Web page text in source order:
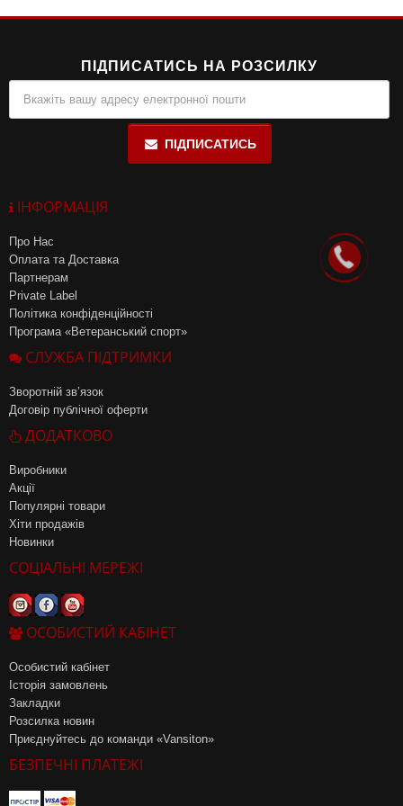
ПІДПИСАТИСЬ НА РОЗСИЛКУ
ПІДПИСАТИСЬ
ІНФОРМАЦІЯ
Про Нас
Оплата та Доставка
Партнерам
Private Label
Політика конфіденційності
Програма «Ветеранський спорт»
СЛУЖБА ПІДТРИМКИ
Зворотній зв’язок
Договір публічної оферти
ДОДАТКОВО
Виробники
Акції
Популярні товари
Хіти продажів
Новинки
СОЦІАЛЬНІ МЕРЕЖІ
ОСОБИСТИЙ КАБІНЕТ
Особистий кабінет
Історія замовлень
Закладки
Розсилка новин
Приєднуйтесь до команди «Vansiton»
БЕЗПЕЧНІ ПЛАТЕЖІ